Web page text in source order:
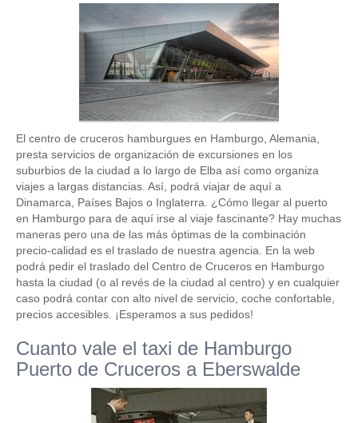
El centro de cruceros hamburgues en Hamburgo, Alemania,
presta servicios de organización de excursiones en los
suburbios de la ciudad a lo largo de Elba así como organiza
viajes a largas distancias. Así, podrá viajar de aquí a
Dinamarca, Países Bajos o Inglaterra. ¿Cómo llegar al puerto
en Hamburgo para de aquí irse al viaje fascinante? Hay muchas
maneras pero una de las más óptimas de la combinación
precio-calidad es el traslado de nuestra agencia. En la web
podrá pedir el traslado del Centro de Cruceros en Hamburgo
hasta la ciudad (o al revés de la ciudad al centro) y en cualquier
caso podrá contar con alto nivel de servicio, coche confortable,
precios accesibles. ¡Esperamos a sus pedidos!
Cuanto vale el taxi de Hamburgo
Puerto de Cruceros a Eberswalde